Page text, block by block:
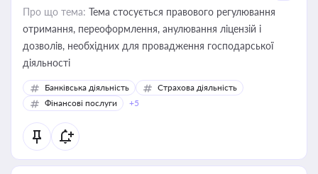
Про що тема: Тема стосується правового регулювання
отримання, переоформлення, анулювання ліцензій і
дозволів, необхідних для провадження господарської
діяльності
Банківська діяльність
Страхова діяльність
Фінансові послуги
+5